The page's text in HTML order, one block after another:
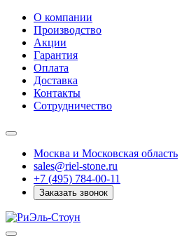
О компании
Производство
Акции
Гарантия
Оплата
Доставка
Контакты
Сотрудничество
Москва и Московская область
sales@riel-stone.ru
+7 (495) 784-00-11
Заказать звонок